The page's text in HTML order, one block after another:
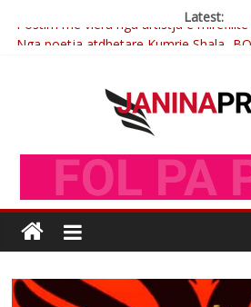
Latest:
Postim me vlera nga artistja e mirëfilltë
Nga poetja atdhetare Kumrie Shala -
Çlirimtari Mentor Mushkolaj nderohet
Xhevdet Qeriqi Dega e invalidëve në